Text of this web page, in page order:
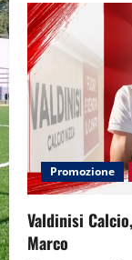
Promozione
Valdinisi
Marco